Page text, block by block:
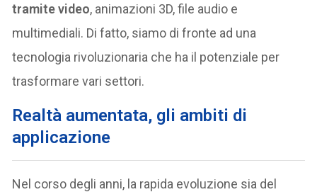
tramite video, animazioni 3D, file audio e
multimediali. Di fatto, siamo di fronte ad una
tecnologia rivoluzionaria che ha il potenziale per
trasformare vari settori.
Realtà aumentata, gli ambiti di
applicazione
Nel corso degli anni, la rapida evoluzione sia del